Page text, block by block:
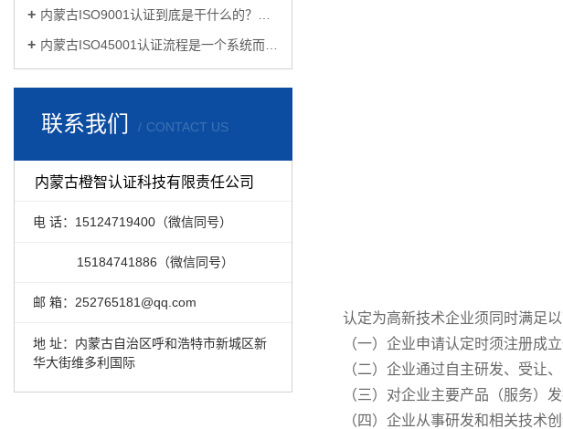
内蒙古ISO9001认证到底是干什么的？有必要认证吗？
内蒙古ISO45001认证流程是一个系统而复杂的过程
联系我们 CONTACT US
内蒙古橙智认证科技有限责任公司
电 话：15124719400（微信同号）
15184741886（微信同号）
邮 箱：252765181@qq.com
地 址：内蒙古自治区呼和浩特市新城区新
华大街维多利国际
认定为高新技术企业须同时满足以
（一）企业申请认定时须注册成立
（二）企业通过自主研发、受让
（三）对企业主要产品（服务）
（四）企业从事研发和相关技术